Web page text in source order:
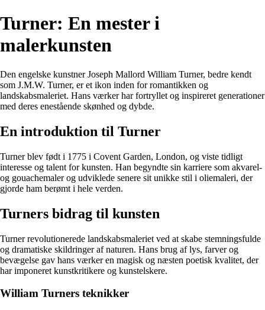
Turner: En mester i
malerkunsten
Den engelske kunstner Joseph Mallord William Turner, bedre kendt
som J.M.W. Turner, er et ikon inden for romantikken og
landskabsmaleriet. Hans værker har fortryllet og inspireret generationer
med deres enestående skønhed og dybde.
En introduktion til Turner
Turner blev født i 1775 i Covent Garden, London, og viste tidligt
interesse og talent for kunsten. Han begyndte sin karriere som akvarel-
og gouachemaler og udviklede senere sit unikke stil i oliemaleri, der
gjorde ham berømt i hele verden.
Turners bidrag til kunsten
Turner revolutionerede landskabsmaleriet ved at skabe stemningsfulde
og dramatiske skildringer af naturen. Hans brug af lys, farver og
bevægelse gav hans værker en magisk og næsten poetisk kvalitet, der
har imponeret kunstkritikere og kunstelskere.
William Turners teknikker